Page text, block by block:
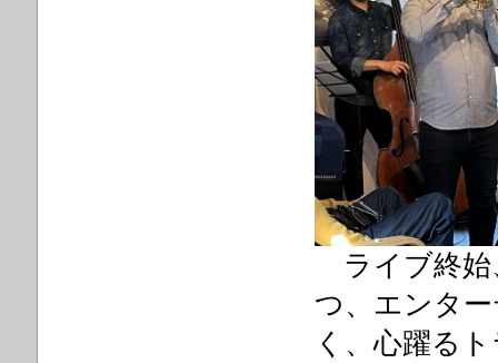
ライブ終始
つ、エンタ
く、心躍る